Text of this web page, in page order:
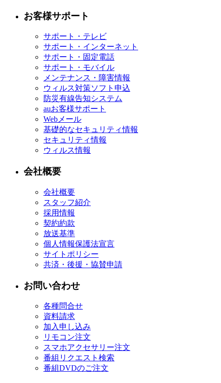
お客様サポート
サポート・テレビ
サポート・インターネット
サポート・固定電話
サポート・モバイル
メンテナンス・障害情報
ウィルス対策ソフト申込
防災有線告知システム
auお客様サポート
Webメール
基礎的なセキュリティ情報
セキュリティ情報
ウィルス情報
会社概要
会社概要
スタッフ紹介
採用情報
契約約款
放送基準
個人情報保護法宣言
サイトポリシー
共済・後援・協賛申請
お問い合わせ
各種問合せ
資料請求
加入申し込み
リモコン注文
スマホアクセサリー注文
番組リクエスト検索
番組DVDのご注文